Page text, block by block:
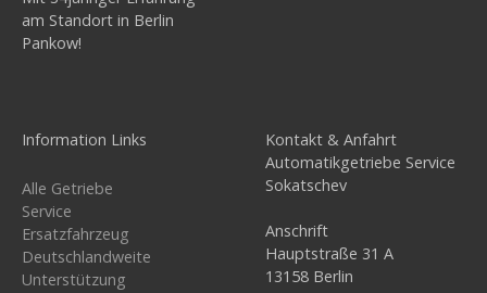
am Standort in Berlin
Pankow!
Information Links
Alle Getriebe
Service
Ersatzfahrzeug
Deutschlandweite
Unterstützung
Kontakt & Anfahrt
Automatikgetriebe Service
Sokatschev
Anschrift
Hauptstraße 31 A
13158 Berlin